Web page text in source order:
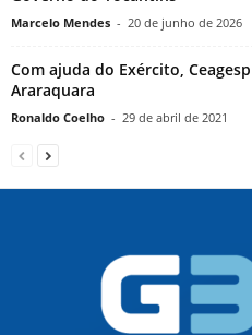
Marcelo Mendes - 20 de junho de 2026
Com ajuda do Exército,
Araraquara
Ronaldo Coelho - 29 de abril de 2021